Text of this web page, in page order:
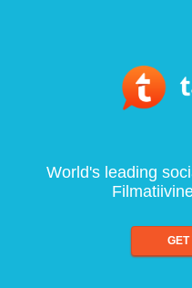
World's leading